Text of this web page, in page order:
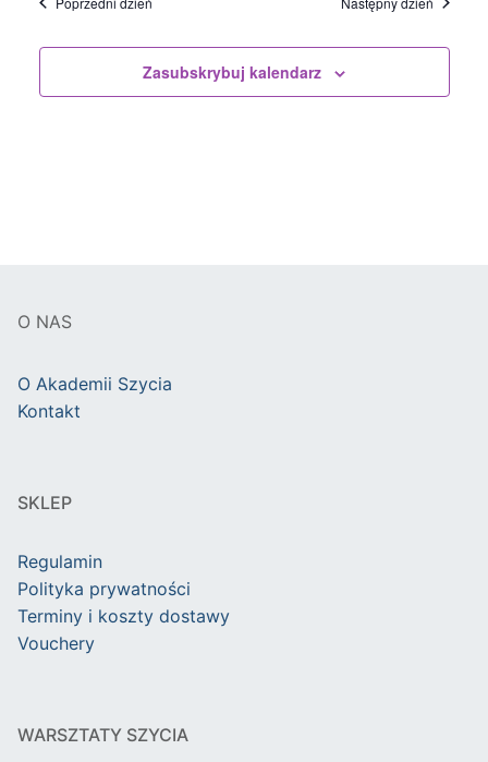
Zasubskrybuj kalendarz
O NAS
O Akademii Szycia
Kontakt
SKLEP
Regulamin
Polityka prywatności
Terminy i koszty dostawy
Vouchery
WARSZTATY SZYCIA